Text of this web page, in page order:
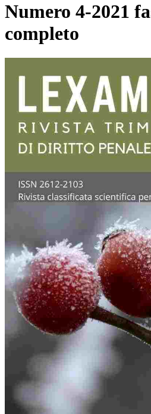
Numero 4-2021
completo